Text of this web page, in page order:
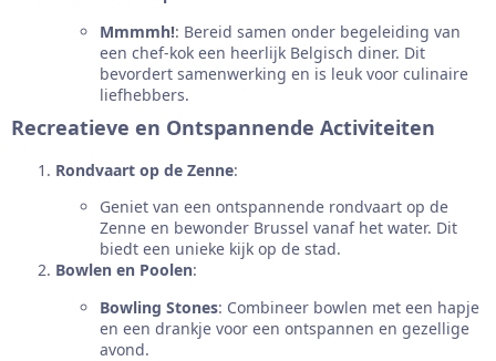
Mmmmh!: Bereid samen onder begeleiding van
een chef-kok een heerlijk Belgisch diner. Dit
bevordert samenwerking en is leuk voor culinaire
liefhebbers.
Recreatieve en Ontspannende Activiteiten
Rondvaart op de Zenne:
Geniet van een ontspannende rondvaart op de
Zenne en bewonder Brussel vanaf het water. Dit
biedt een unieke kijk op de stad.
Bowlen en Poolen:
Bowling Stones: Combineer bowlen met een hapje
en een drankje voor een ontspannen en gezellige
avond.